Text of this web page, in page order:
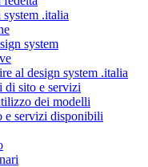
.italia
system
al design system .italia
di sito e servizi
dei modelli
e servizi disponibili